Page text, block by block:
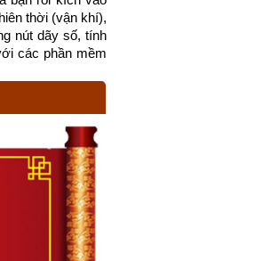
thời (vận khí),
nút dãy số, tính
các phần mềm